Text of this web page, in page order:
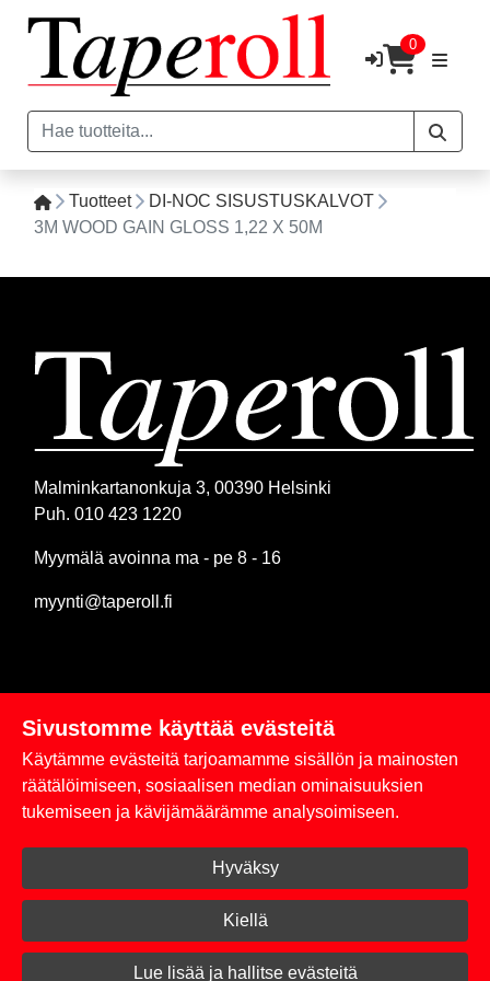
0
Tuotteet
DI-NOC SISUSTUSKALVOT
3M WOOD GAIN GLOSS 1,22 X 50M
Malminkartanonkuja 3, 00390 Helsinki
Puh. 010 423 1220
Myymälä avoinna ma - pe 8 - 16
myynti@taperoll.fi
Linkit
Rekisteriseloste
Toimitus- ja maksuehdot
Kirjaudu sisään
© 2026 Taperoll
Sivustomme käyttää evästeitä
Käytämme evästeitä tarjoamamme sisällön ja mainosten
räätälöimiseen, sosiaalisen median ominaisuuksien
tukemiseen ja kävijämäärämme analysoimiseen.
Hyväksy
Kiellä
Lue lisää ja hallitse evästeitä